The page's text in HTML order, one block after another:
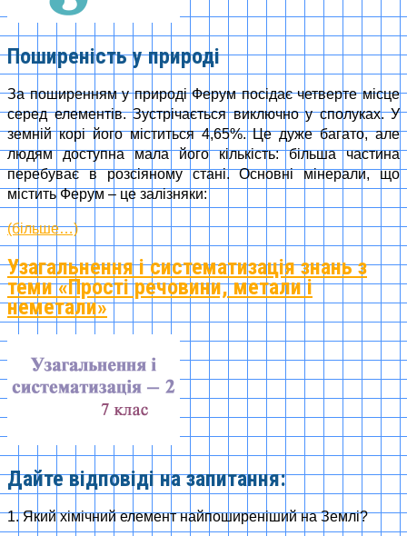
Поширеність у природі
За поширенням у природі Ферум посідає четверте місце
серед елементів. Зустрічається виключно у сполуках. У
земній корі його міститься 4,65%. Це дуже багато, але
людям доступна мала його кількість: більша частина
перебуває в розсіяному стані. Основні мінерали, що
містить Ферум – це залізняки:
(більше…)
Узагальнення і систематизація знань з
теми «Прості речовини, метали і
неметали»
Дайте відповіді на запитання:
1. Який хімічний елемент найпоширеніший на Землі?